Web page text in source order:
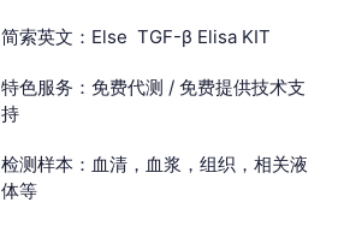
简索英文：Else TGF-β Elisa KIT
特色服务：免费代测 / 免费提供技术支
持
检测样本：血清，血浆，组织，相关液
体等